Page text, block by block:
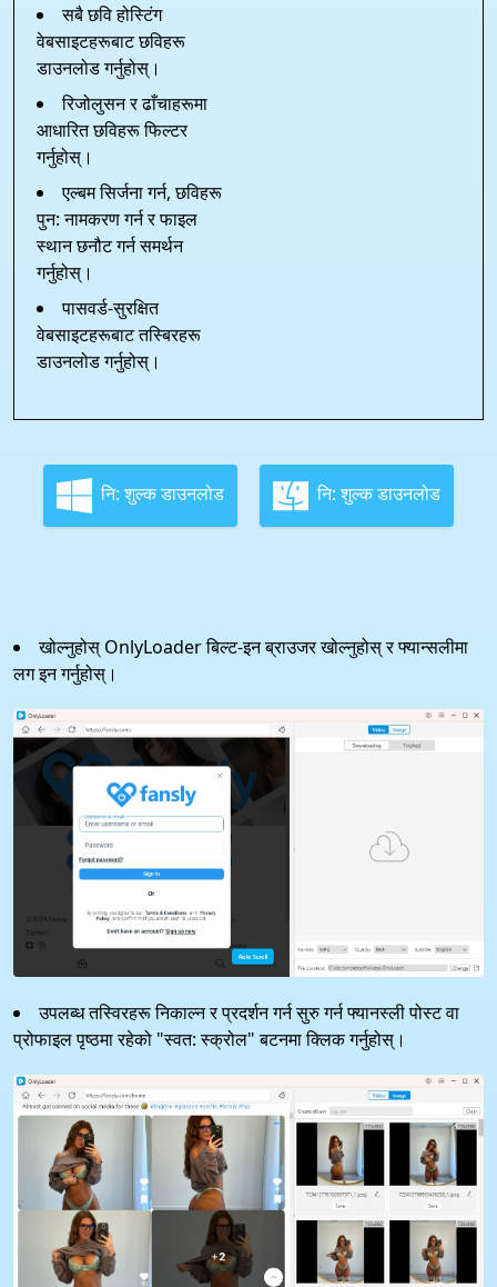
सबै छवि होस्टिंग
वेबसाइटहरूबाट छविहरू
डाउनलोड गर्नुहोस्।
रिजोलुसन र ढाँचाहरूमा
आधारित छविहरू फिल्टर
गर्नुहोस्।
एल्बम सिर्जना गर्न, छविहरू
पुन: नामकरण गर्न र फाइल
स्थान छनौट गर्न समर्थन
गर्नुहोस्।
पासवर्ड-सुरक्षित
वेबसाइटहरूबाट तस्बिरहरू
डाउनलोड गर्नुहोस्।
नि: शुल्क डाउनलोड नि: शुल्क डाउनलोड
खोल्नुहोस् OnlyLoader बिल्ट-इन ब्राउजर खोल्नुहोस् र फ्यान्सलीमा
लग इन गर्नुहोस्।
उपलब्ध तस्विरहरू निकाल्न र प्रदर्शन गर्न सुरु गर्न फ्यानस्ली पोस्ट वा
प्रोफाइल पृष्ठमा रहेको "स्वत: स्क्रोल" बटनमा क्लिक गर्नुहोस्।